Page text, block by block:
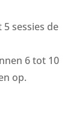
sessies de
6 tot 10
op.